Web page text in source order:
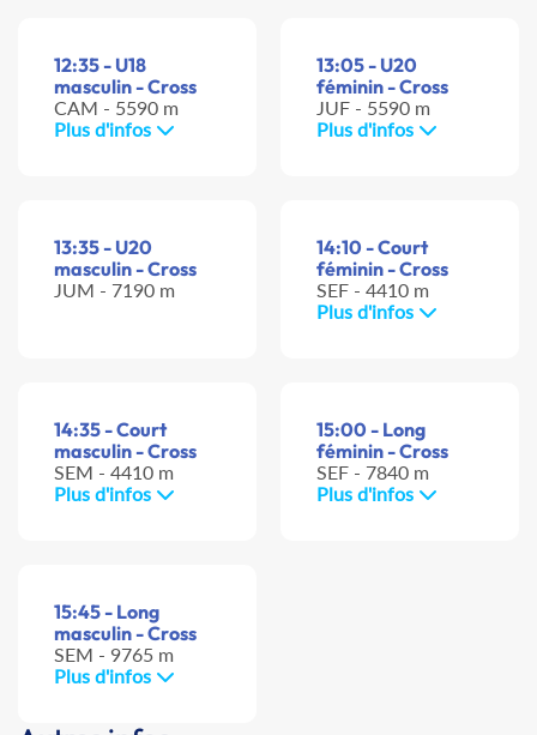
12:35 - U18
masculin - Cross
CAM - 5590 m
Plus d'infos
13:05 - U20
féminin - Cross
JUF - 5590 m
Plus d'infos
13:35 - U20
masculin - Cross
JUM - 7190 m
14:10 - Court
féminin - Cross
SEF - 4410 m
Plus d'infos
14:35 - Court
masculin - Cross
SEM - 4410 m
Plus d'infos
15:00 - Long
féminin - Cross
SEF - 7840 m
Plus d'infos
15:45 - Long
masculin - Cross
SEM - 9765 m
Plus d'infos